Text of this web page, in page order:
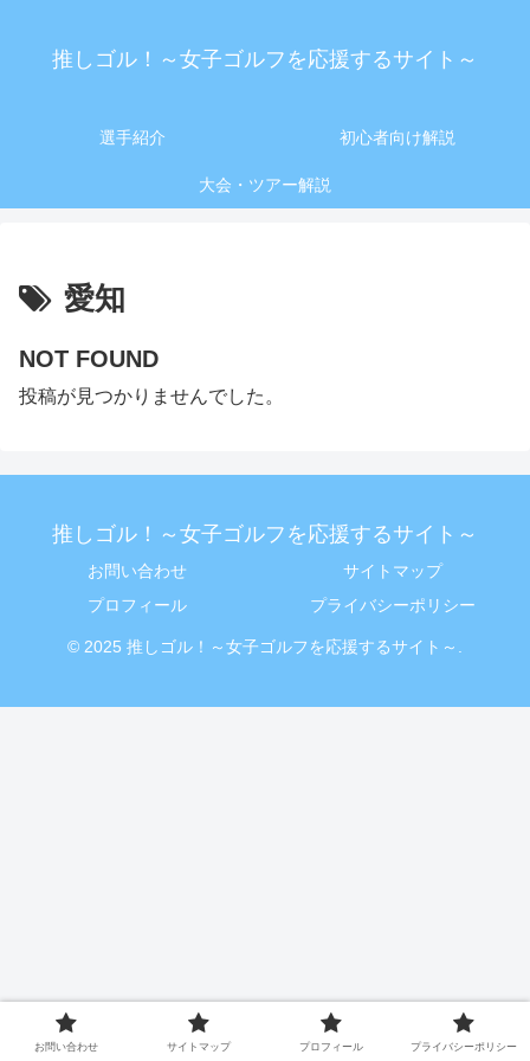
推しゴル！～女子ゴルフを応援するサイト～
選手紹介 初心者向け解説
大会・ツアー解説
愛知
NOT FOUND
投稿が見つかりませんでした。
推しゴル！～女子ゴルフを応援するサイト～
お問い合わせ
サイトマップ
プロフィール
プライバシーポリシー
© 2025 推しゴル！～女子ゴルフを応援するサイト～.
お問い合わせ サイトマップ プロフィール プライバシーポリシー